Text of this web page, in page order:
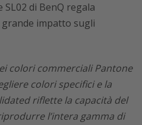
SL02 di BenQ regala
impatto sugli
colori commerciali Pantone
colori specifici e la
riflette la capacità del
l’intera gamma di